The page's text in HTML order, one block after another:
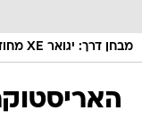
מבחן דרך: יגואר XE מחודשת